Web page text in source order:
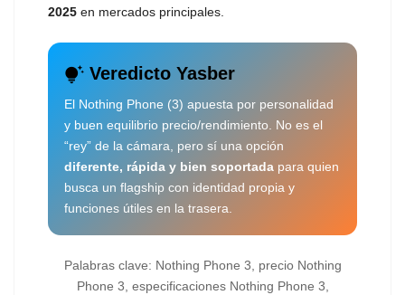
2025 en mercados principales.
tips_and_updates Veredicto Yasber
El Nothing Phone (3) apuesta por personalidad
y buen equilibrio precio/rendimiento. No es el
“rey” de la cámara, pero sí una opción
diferente, rápida y bien soportada para quien
busca un flagship con identidad propia y
funciones útiles en la trasera.
Palabras clave: Nothing Phone 3, precio Nothing
Phone 3, especificaciones Nothing Phone 3,